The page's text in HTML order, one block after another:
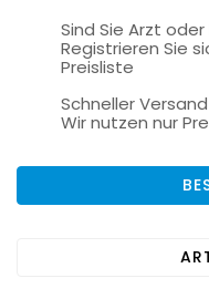
Sind Sie Arzt
Registrieren Sie
Preisliste
Schneller
Wir nutzen nur